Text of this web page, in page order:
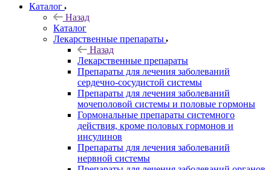
Каталог
Назад
Каталог
Лекарственные препараты
Назад
Лекарственные препараты
Препараты для лечения заболеваний
сердечно-сосудистой системы
Препараты для лечения заболеваний
мочеполовой системы и половые гормоны
Гормональные препараты системного
действия, кроме половых гормонов и
инсулинов
Препараты для лечения заболеваний
нервной системы